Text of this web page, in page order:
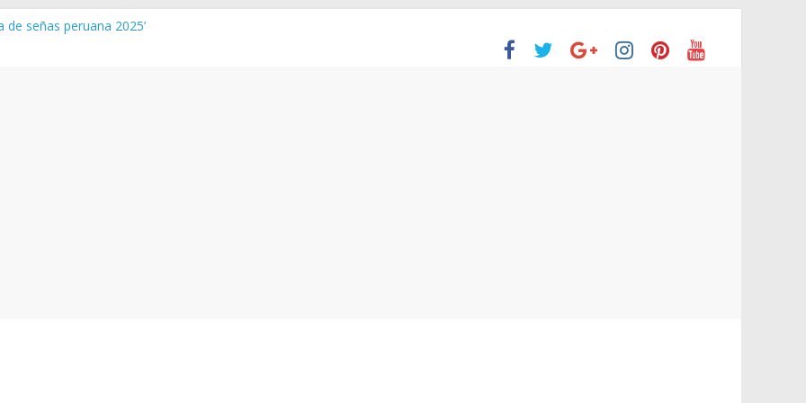
de señas peruana 2025’